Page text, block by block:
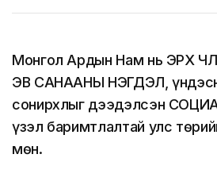
Монгол Ардын Нам нь ЭРХ
ЭВ САНААНЫ НЭГДЭЛ,
сонирхлыг дээдэлсэн
үзэл баримтлалтай улс
мөн.